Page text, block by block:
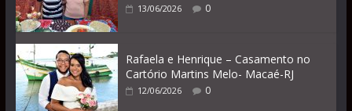
13/06/2026 0
Rafaela e Henrique – Casamento no
Cartório Martins Melo- Macaé-RJ
12/06/2026 0